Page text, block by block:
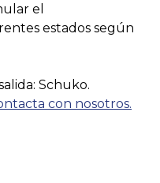
el
estados según
Schuko.
con nosotros.